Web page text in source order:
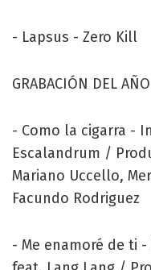
- Lapsus - Zero Kill
GRABACIÓN DEL AÑO
- Como la cigarra -
Escalandrum /
Mariano Uccello,
Facundo Rodriguez
- Me enamoré de ti